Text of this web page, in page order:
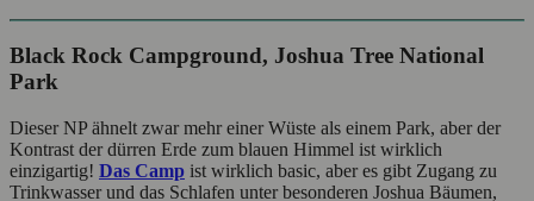
Black Rock Campground, Joshua Tree National
Park
Dieser NP ähnelt zwar mehr einer Wüste als einem Park, aber der
Kontrast der dürren Erde zum blauen Himmel ist wirklich
einzigartig! Das Camp ist wirklich basic, aber es gibt Zugang zu
Trinkwasser und das Schlafen unter besonderen Joshua Bäumen,